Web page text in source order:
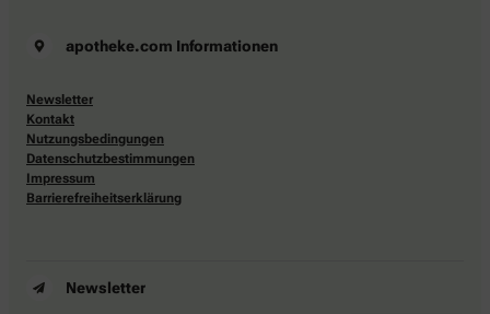
apotheke.com Informationen
Newsletter
Kontakt
Nutzungsbedingungen
Datenschutzbestimmungen
Impressum
Barrierefreiheitserklärung
Newsletter